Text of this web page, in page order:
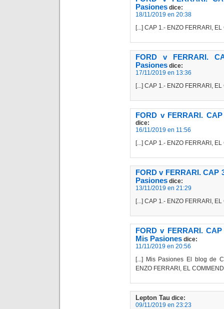
Pasiones dice:
18/11/2019 en 20:38
[...] CAP 1.- ENZO FERRARI,
FORD v FERRARI.
Pasiones dice:
17/11/2019 en 13:36
[...] CAP 1.- ENZO FERRARI,
FORD v FERRARI.
dice:
16/11/2019 en 11:56
[...] CAP 1.- ENZO FERRARI,
FORD v FERRARI. CAP
Pasiones dice:
13/11/2019 en 21:29
[...] CAP 1.- ENZO FERRARI,
FORD v FERRARI.
Mis Pasiones dice:
11/11/2019 en 20:56
[...] Mis Pasiones El blog de
ENZO FERRARI, EL
Lepton Tau dice:
09/11/2019 en 23:23